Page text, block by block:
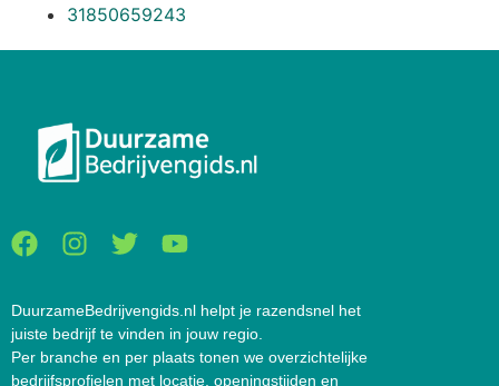
31850659243
DuurzameBedrijvengids.nl helpt je razendsnel het
juiste bedrijf te vinden in jouw regio.
Per branche en per plaats tonen we overzichtelijke
bedrijfsprofielen met locatie, openingstijden en